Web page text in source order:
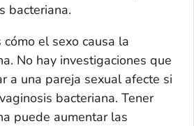
bacteriana.
el sexo causa la
No hay investigaciones que
a una pareja sexual afecte si
bacteriana. Tener
puede aumentar las